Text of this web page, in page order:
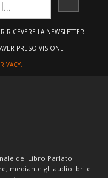
RICEVERE LA NEWSLETTER
PRESO VISIONE
del Libro Parlato
mediante gli audiolibri e